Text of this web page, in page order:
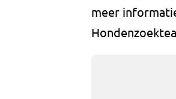
meer